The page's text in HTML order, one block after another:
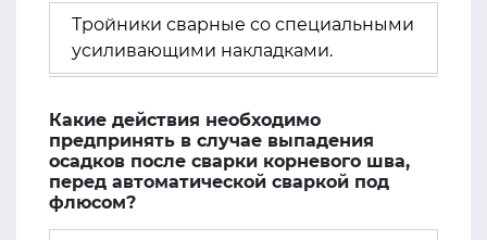
Тройники сварные со специальными
усиливающими накладками.
Какие действия необходимо
предпринять в случае выпадения
осадков после сварки корневого шва,
перед автоматической сваркой под
флюсом?